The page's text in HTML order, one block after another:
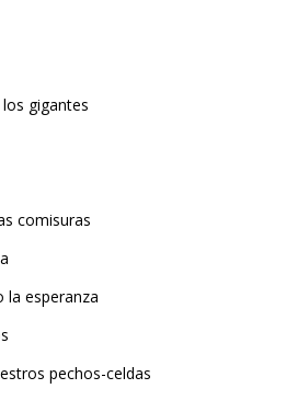
gigantes
comisuras
esperanza
pechos-celdas